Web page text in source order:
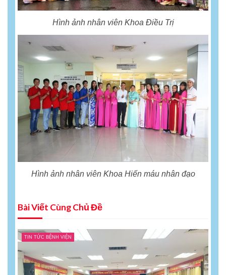
Hình ảnh nhân viên Khoa Điều Trị
Hình ảnh nhân viên Khoa Hiến máu nhân đạo
Bài Viết Cùng Chủ Đề
TIN TỨC BỆNH VIỆN